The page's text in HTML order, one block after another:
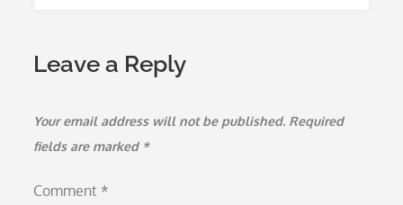
Leave a Reply
Your email address will not be published. Required
fields are marked *
Comment *